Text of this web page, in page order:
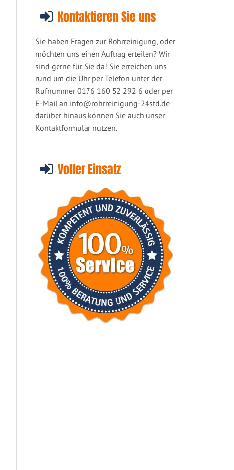
Kontaktieren Sie uns
Sie haben Fragen zur Rohrreinigung, oder
möchten uns einen Auftrag erteilen? Wir
sind gerne für Sie da! Sie erreichen uns
rund um die Uhr per Telefon unter der
Rufnummer 0176 160 52 292 6 oder per
E-Mail an info@rohrreinigung-24std.de
darüber hinaus können Sie auch unser
Kontaktformular nutzen.
Voller Einsatz